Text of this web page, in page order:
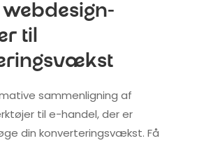
til
sammenligning af
til e-handel, der er
din konverteringsvækst. Få